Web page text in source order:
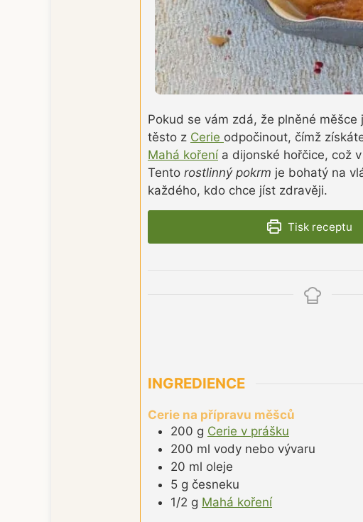
Pokud se vám zdá, že plněné
těsto z Cerie odpočinout, čímž
Mahá kořenía dijonské hořčice, což
Tento rostlinný pokrm je bohatý na
každého, kdo chce jíst zdravěji.
Tisk receptu
INGREDIENCE
Cerie na přípravu měšců
200 g Cerie v prášku
200 ml vody nebo vývaru
20 ml oleje
5 g česneku
1/2 g Mahá koření